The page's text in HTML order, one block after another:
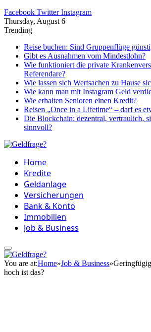
Facebook Twitter Instagram
Thursday, August 6
Trending
Reise buchen: Sind Gruppenflüge
Gibt es Ausnahmen vom Mindestlohn?
Wie funktioniert die private
Referendare?
Wie lassen sich Wertsachen zu Hause
Wie kann man mit Instagram Geld
Wie erhalten Senioren einen Kredit?
Reisen „Once in a Lifetime“ – darf es
Die Blockchain: dezentral, vertraulich,
sinnvoll?
Home
Kredite
Geldanlage
Versicherungen
Bank & Konto
Immobilien
Job & Business
You are at:Home»Job & Business»
hoch ist das?